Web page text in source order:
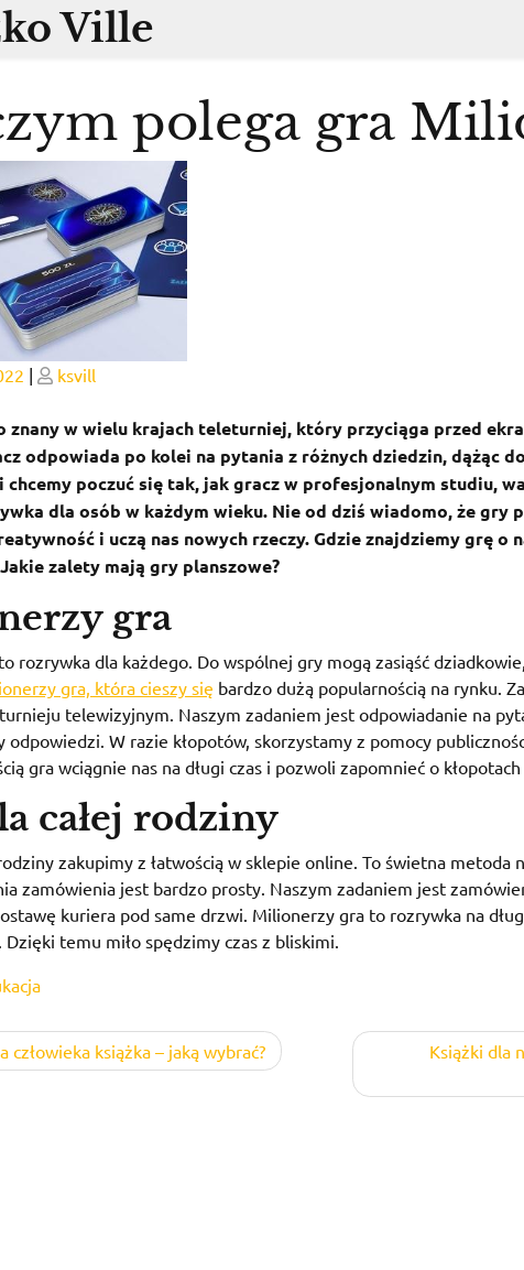
Ville
polega gra
| Posted
ksvill
znany w wielu krajach teleturniej, który przyciąga przed
odpowiada po kolei na pytania z różnych dziedzin, dążąc
chcemy poczuć się tak, jak gracz w profesjonalnym studiu,
dla osób w każdym wieku. Nie od dziś wiadomo, że gry
i uczą nas nowych rzeczy. Gdzie znajdziemy grę
zalety mają gry planszowe?
gra
rozrywka dla każdego. Do wspólnej gry mogą zasiąść
gra, która cieszy się bardzo dużą popularnością na rynku.
telewizyjnym. Naszym zadaniem jest odpowiadanie na
odpowiedzi. W razie kłopotów, skorzystamy z pomocy
gra wciągnie nas na długi czas i pozwoli zapomnieć o
całej rodziny
zakupimy z łatwością w sklepie online. To świetna metoda
zamówienia jest bardzo prosty. Naszym zadaniem jest
kuriera pod same drzwi. Milionerzy gra to rozrywka na
temu miło spędzimy czas z bliskimi.
człowieka książka – jaką wybrać?
Książki dla